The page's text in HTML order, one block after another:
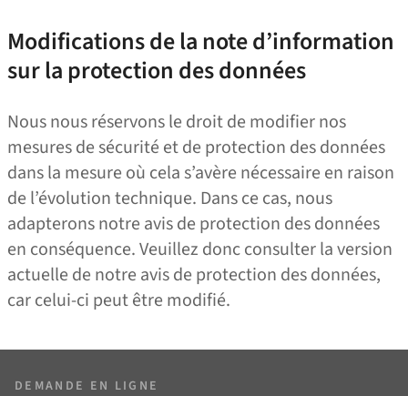
Modifications de la note d’information
sur la protection des données
Nous nous réservons le droit de modifier nos
mesures de sécurité et de protection des données
dans la mesure où cela s’avère nécessaire en raison
de l’évolution technique. Dans ce cas, nous
adapterons notre avis de protection des données
en conséquence. Veuillez donc consulter la version
actuelle de notre avis de protection des données,
car celui-ci peut être modifié.
DEMANDE EN LIGNE